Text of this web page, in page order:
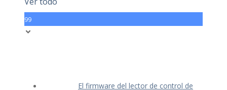
99
El firmware del lector de control de